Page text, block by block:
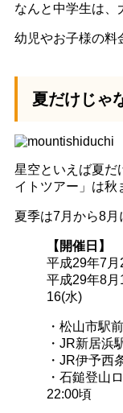
なんと中学生は、
幼児やお子様の料
夏だけじゃ
星空といえば夏だ
イトツアー」は秋
夏季は7月から8月
【開催日】
平成29年7
平成29年8月
16(水)
・松山市駅
・JR新居浜
・JR伊予西
・石鎚登山
22:00頃